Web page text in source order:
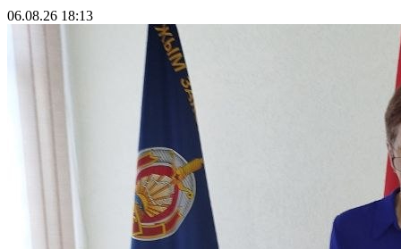
06.08.26 18:13